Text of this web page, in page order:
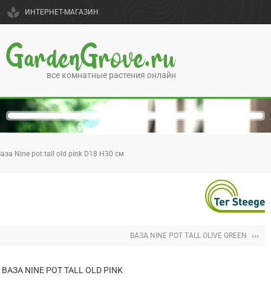
spa ИНТЕРНЕТ-МАГАЗИН
GardenGrove.ru
все комнатные растения онлайн
Nine pot tall old pink D18 H30 см
ВАЗА NINE POT TALL OLIVE GREEN ›››
ВАЗА NINE POT TALL OLD PINK